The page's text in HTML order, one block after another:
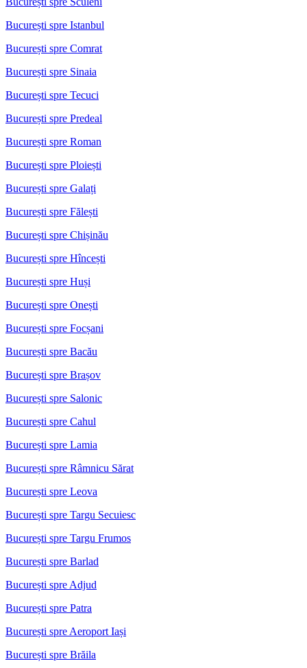
București spre Istanbul
București spre Comrat
București spre Sinaia
București spre Tecuci
București spre Predeal
București spre Roman
București spre Ploiești
București spre Galați
București spre Fălești
București spre Chișinău
București spre Hîncești
București spre Huși
București spre Onești
București spre Focșani
București spre Bacău
București spre Brașov
București spre Salonic
București spre Cahul
București spre Lamia
București spre Râmnicu Sărat
București spre Leova
București spre Targu Secuiesc
București spre Targu Frumos
București spre Barlad
București spre Adjud
București spre Patra
București spre Aeroport Iași
București spre Brăila